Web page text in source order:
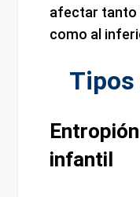
afectar tanto
como al
Tipos
infantil